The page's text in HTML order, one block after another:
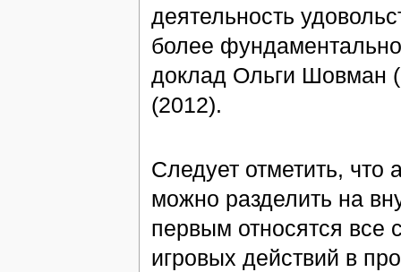
деятельность
более
доклад Ольги Шовман
(2012).
Следует отметить, что
можно разделить на
первым относятся все
игровых действий в